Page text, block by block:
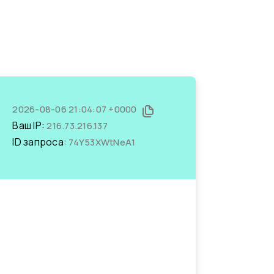
2026-08-06 21:04:07 +0000
Ваш IP:216.73.216.137
ID запроса: 74Y53XWtNeA1